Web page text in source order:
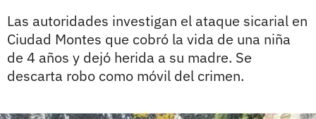
Las autoridades investigan el ataque sicarial en
Ciudad Montes que cobró la vida de una niña
de 4 años y dejó herida a su madre. Se
descarta robo como móvil del crimen.